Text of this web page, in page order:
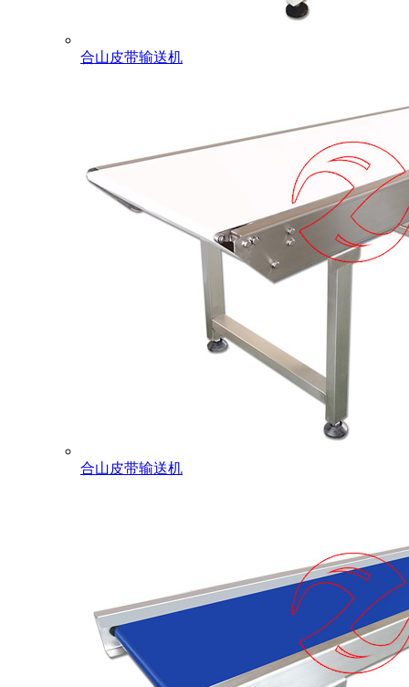
合山皮带输送机
合山皮带输送机